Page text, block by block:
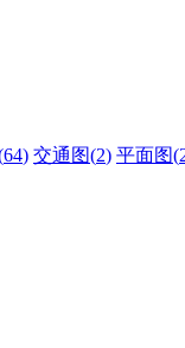
64) 交通图(2) 平面图(